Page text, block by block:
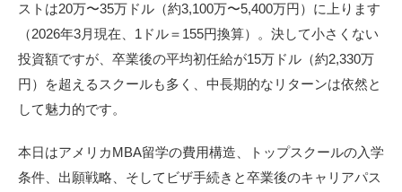
ストは20万〜35万ドル（約3,100万〜5,400万円）に上ります
（2026年3月現在、1ドル＝155円換算）。決して小さくない
投資額ですが、卒業後の平均初任給が15万ドル（約2,330万
円）を超えるスクールも多く、中長期的なリターンは依然と
して魅力的です。
本日はアメリカMBA留学の費用構造、トップスクールの入学
条件、出願戦略、そしてビザ手続きと卒業後のキャリアパス